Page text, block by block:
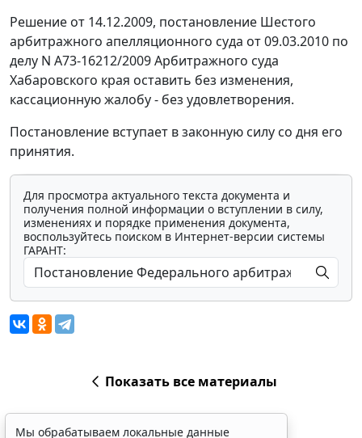
Решение от 14.12.2009, постановление Шестого
арбитражного апелляционного суда от 09.03.2010 по
делу N А73-16212/2009 Арбитражного суда
Хабаровского края оставить без изменения,
кассационную жалобу - без удовлетворения.
Постановление вступает в законную силу со дня его
принятия.
Для просмотра актуального текста документа и
получения полной информации о вступлении в силу,
изменениях и порядке применения документа,
воспользуйтесь поиском в Интернет-версии системы
ГАРАНТ:
Показать все материалы
Мы обрабатываем локальные данные